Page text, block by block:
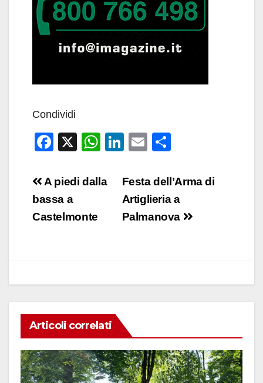
Condividi
F
c
e
b
X
W
at
Li
k
e
dI
E
ail n
di
vi
Navigazione
articoli
Festa dell’Arma di
Artiglieria a
Palmanova
A piedi dalla
bassa a
Castelmonte
Articoli correlati